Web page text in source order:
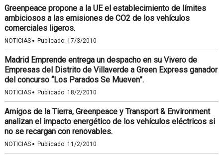
Greenpeace propone a la UE el establecimiento de límites
ambiciosos a las emisiones de CO2 de los vehículos
comerciales ligeros.
NOTICIAS · Publicado: 17/3/2010
Madrid Emprende entrega un despacho en su Vivero de
Empresas del Distrito de Villaverde a Green Express ganador
del concurso “Los Parados Se Mueven”.
NOTICIAS · Publicado: 18/2/2010
Amigos de la Tierra, Greenpeace y Transport & Environment
analizan el impacto energético de los vehículos eléctricos si
no se recargan con renovables.
NOTICIAS · Publicado: 11/2/2010